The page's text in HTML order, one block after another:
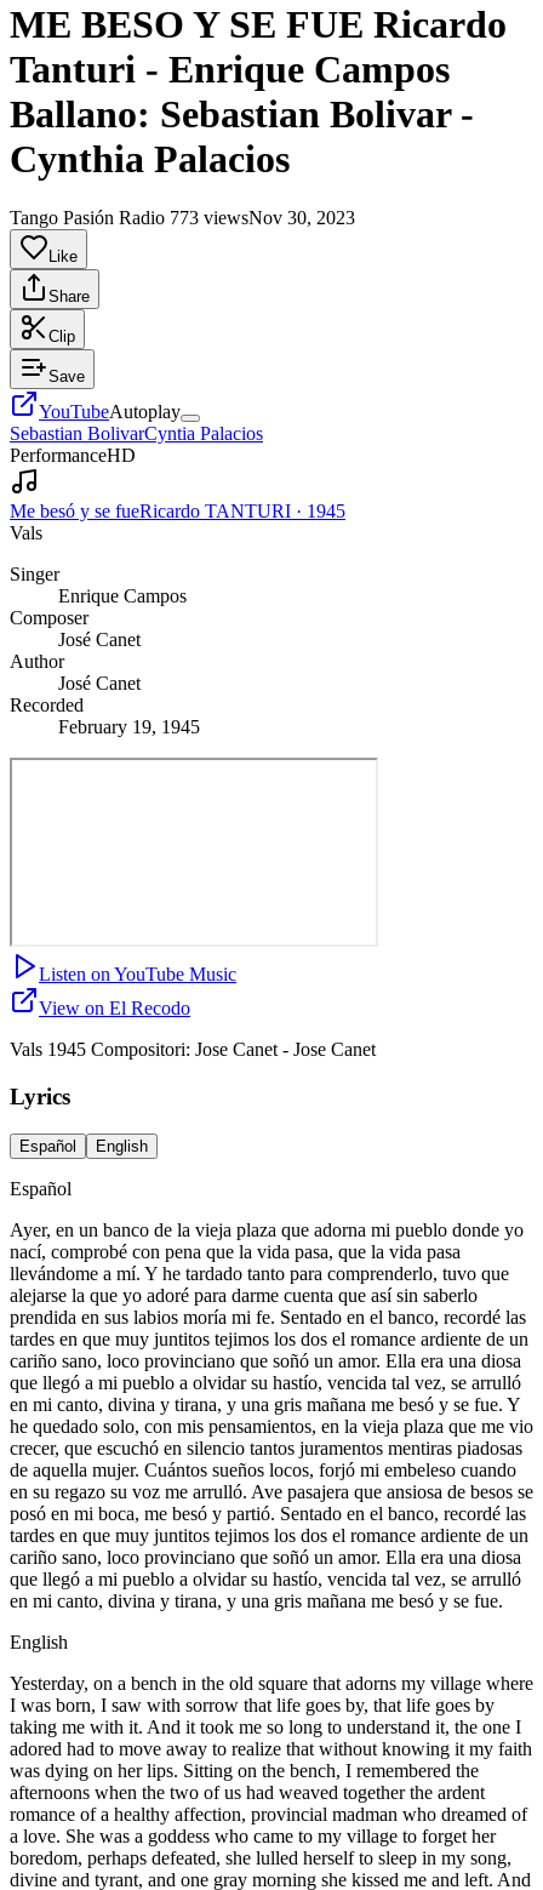
ME BESO Y SE FUE Ricardo
Tanturi - Enrique Campos
Ballano: Sebastian Bolivar -
Cynthia Palacios
Tango Pasión Radio 773 viewsNov 30, 2023
Like
Share
Clip
Save
YouTubeAutoplay
Sebastian BolivarCyntia Palacios
PerformanceHD
Me besó y se fueRicardo TANTURI · 1945
Vals
Singer
Enrique Campos
Composer
José Canet
Author
José Canet
Recorded
February 19, 1945
Listen on YouTube Music
View on El Recodo
Vals 1945 Compositori: Jose Canet - Jose Canet
Lyrics
Español English
Español
Ayer, en un banco de la vieja plaza que adorna mi pueblo donde yo
nací, comprobé con pena que la vida pasa, que la vida pasa
llevándome a mí. Y he tardado tanto para comprenderlo, tuvo que
alejarse la que yo adoré para darme cuenta que así sin saberlo
prendida en sus labios moría mi fe. Sentado en el banco, recordé las
tardes en que muy juntitos tejimos los dos el romance ardiente de un
cariño sano, loco provinciano que soñó un amor. Ella era una diosa
que llegó a mi pueblo a olvidar su hastío, vencida tal vez, se arrulló
en mi canto, divina y tirana, y una gris mañana me besó y se fue. Y
he quedado solo, con mis pensamientos, en la vieja plaza que me vio
crecer, que escuchó en silencio tantos juramentos mentiras piadosas
de aquella mujer. Cuántos sueños locos, forjó mi embeleso cuando
en su regazo su voz me arrulló. Ave pasajera que ansiosa de besos se
posó en mi boca, me besó y partió. Sentado en el banco, recordé las
tardes en que muy juntitos tejimos los dos el romance ardiente de un
cariño sano, loco provinciano que soñó un amor. Ella era una diosa
que llegó a mi pueblo a olvidar su hastío, vencida tal vez, se arrulló
en mi canto, divina y tirana, y una gris mañana me besó y se fue.
English
Yesterday, on a bench in the old square that adorns my village where
I was born, I saw with sorrow that life goes by, that life goes by
taking me with it. And it took me so long to understand it, the one I
adored had to move away to realize that without knowing it my faith
was dying on her lips. Sitting on the bench, I remembered the
afternoons when the two of us had weaved together the ardent
romance of a healthy affection, provincial madman who dreamed of
a love. She was a goddess who came to my village to forget her
boredom, perhaps defeated, she lulled herself to sleep in my song,
divine and tyrant, and one gray morning she kissed me and left. And